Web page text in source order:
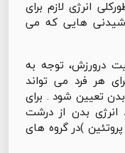
انرژی لازم برای
هایی که می
درورزش، توجه به
هر فرد می تواند
تعیین شود . برای
انرژی بدن از درشت
)در گروه های